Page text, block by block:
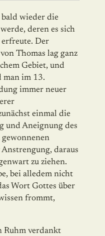
wieder die
deren es sich
Der
Thomas lag ganz
Gebiet, und
man im 13.
immer neuer
einmal die
und Aneignung des
daraus
zu ziehen.
bei alledem nicht
Wort Gottes über
frommt,
Ruhm verdankt